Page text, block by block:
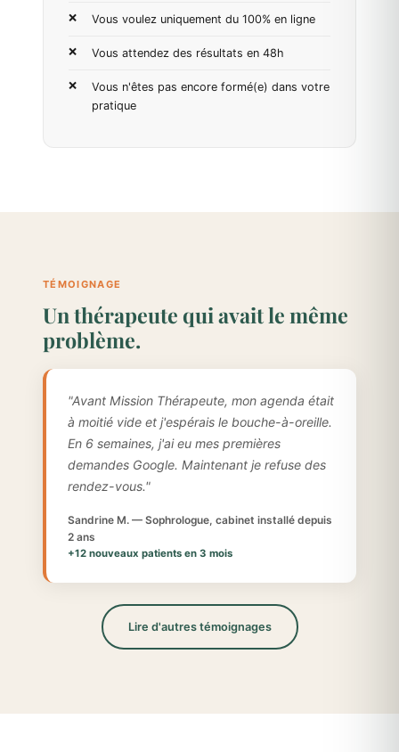
Vous voulez uniquement du 100% en ligne
Vous attendez des résultats en 48h
Vous n'êtes pas encore formé(e) dans votre
pratique
TÉMOIGNAGE
Un thérapeute qui avait le même
problème.
"Avant Mission Thérapeute, mon agenda était
à moitié vide et j'espérais le bouche-à-oreille.
En 6 semaines, j'ai eu mes premières
demandes Google. Maintenant je refuse des
rendez-vous."
Sandrine M. — Sophrologue, cabinet installé depuis
2 ans
+12 nouveaux patients en 3 mois
Lire d'autres témoignages